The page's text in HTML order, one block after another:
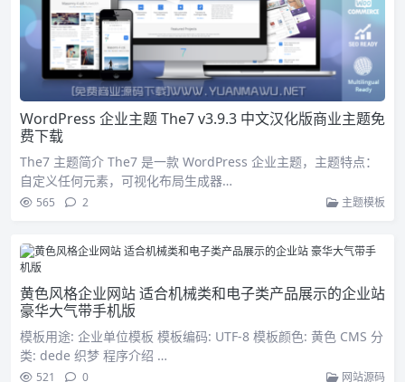
WordPress 企业主题 The7 v3.9.3 中文汉化版商业主题免
费下载
The7 主题简介 The7 是一款 WordPress 企业主题，主题特点：
自定义任何元素，可视化布局生成器…
565 2 主题模板
黄色风格企业网站 适合机械类和电子类产品展示的企业站
豪华大气带手机版
模板用途: 企业单位模板 模板编码: UTF-8 模板颜色: 黄色 CMS 分
类: dede 织梦 程序介绍 …
521 0 网站源码